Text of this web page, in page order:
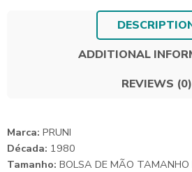
ADDITIONAL
REVIEWS (0)
Marca: PRUNI
Década: 1980
Tamanho: BOLSA DE MÃO TAMANHO